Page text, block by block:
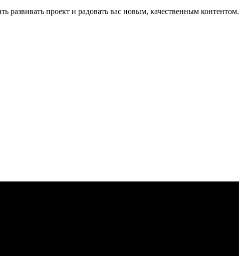
развивать проект и радовать вас новым, качественным контентом.